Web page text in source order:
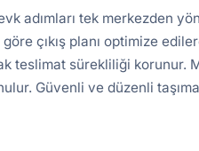
adımları tek merkezden
çıkış planı optimize
teslimat sürekliliği korunur.
Güvenli ve düzenli